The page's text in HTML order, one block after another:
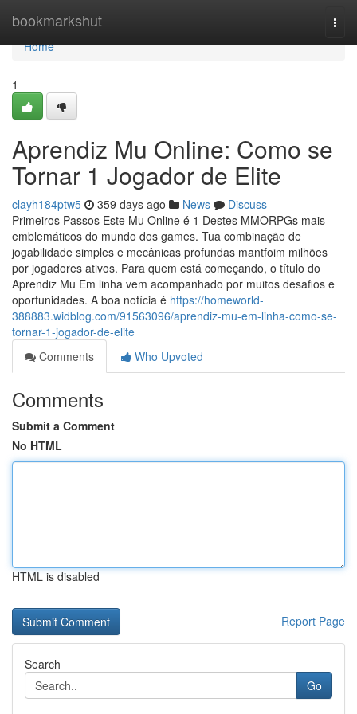
bookmarkshut
Home
Home
1
Aprendiz Mu Online: Como se
Tornar 1 Jogador de Elite
clayh184ptw5 359 days ago News
Discuss
Primeiros Passos Este Mu Online é 1 Destes MMORPGs mais
emblemáticos do mundo dos games. Tua combinação de
jogabilidade simples e mecânicas profundas mantfoim milhões
por jogadores ativos. Para quem está começando, o título do
Aprendiz Mu Em linha vem acompanhado por muitos desafios e
oportunidades. A boa notícia é https://homeworld-
388883.widblog.com/91563096/aprendiz-mu-em-linha-como-se-
tornar-1-jogador-de-elite
Comments
Who Upvoted
Comments
Submit a Comment
No HTML
HTML is disabled
Report Page
Search
Go